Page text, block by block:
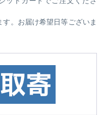
。お届け希望日等ございま